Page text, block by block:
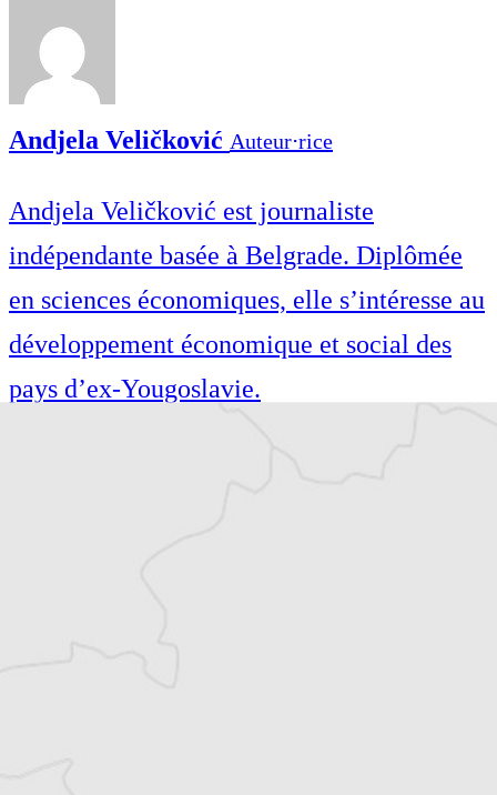
Andjela Veličković Auteur⋅rice
Andjela Veličković est journaliste
indépendante basée à Belgrade. Diplômée
en sciences économiques, elle s’intéresse au
développement économique et social des
pays d’ex-Yougoslavie.